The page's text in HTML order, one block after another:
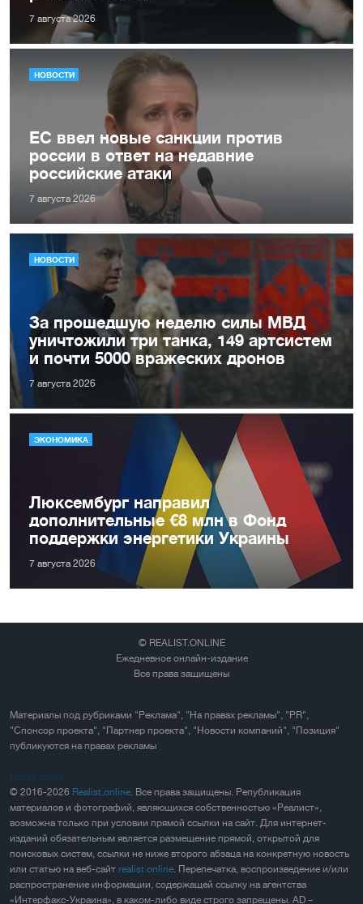
7 августа 2026
НОВОСТИ
ЕС ввел новые санкции против
россии в ответ на недавние
российские атаки
7 августа 2026
НОВОСТИ
За прошедшую неделю силы МВД
уничтожили три танка, 149 артсистем
и почти 5000 вражеских дронов
7 августа 2026
ЭКОНОМИКА
Люксембург направил
дополнительные €8 млн в Фонд
поддержки энергетики Украины
7 августа 2026
© REALIST.ONLINE
Ежедневное онлайн-издание
Все права защищены
Материалы под рубриками "Реклама", "На правах рекламы", "PR",
"Спонсор проекта", "Партнер проекта", "Новости компаний", "Позиция"
публикуются на правах рекламы
Карта сайта
© 2016-2026 Realist.online . Все права защищены. Републикация
материалов и фотографий, являющихся собственностью «Реалист»,
возможна только при условии прямой ссылки на сайт. Для интернет-
изданий обязательным является размещение прямой, открытой для
поисковых систем, ссылки не ниже второго абзаца на конкретную новость
или статью на веб-сайт realist.online . Перепечатка, воспроизведение и/или
распространение информации, содержащей ссылку на агентства
«Интерфакс-Украина», в каком-либо виде строго запрещены. AD –